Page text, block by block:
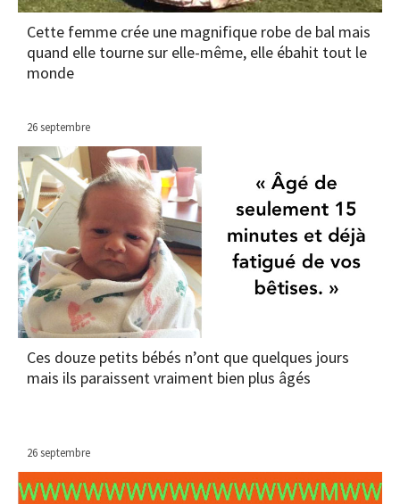
Cette femme crée une magnifique robe de bal mais
quand elle tourne sur elle-même, elle ébahit tout le
monde
26 septembre
Ces douze petits bébés n’ont que quelques jours
mais ils paraissent vraiment bien plus âgés
26 septembre